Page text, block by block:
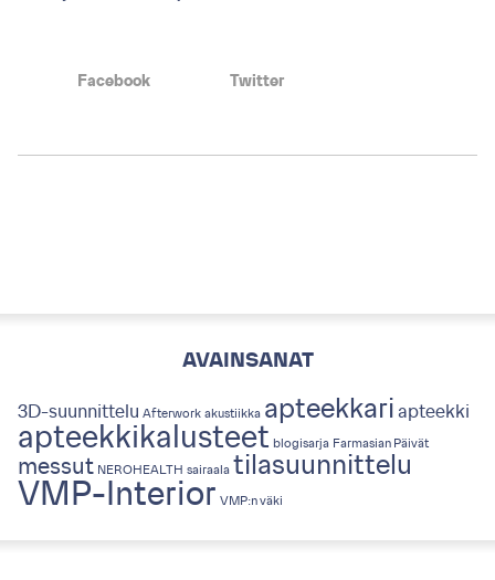
Facebook Twitter
AVAINSANAT
3D-suunnittelu Afterwork akustiikka apteekkari apteekki
apteekkikalusteet blogisarja Farmasian Päivät
messut NEROHEALTH sairaala tilasuunnittelu
VMP-Interior VMP:n väki